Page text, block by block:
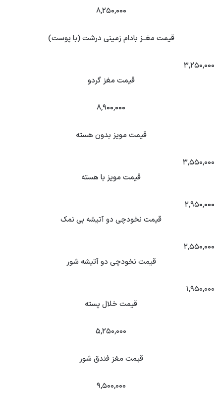
۸,۲۵۰,۰۰۰
قیمت مغــز بادام زمینی درشت (با پوست)
۳,۲۵۰,۰۰۰
قیمت مغز گردو
۸,۹۰۰,۰۰۰
قیمت مویز بدون هسته
۳,۵۵۰,۰۰۰
قیمت مویز با هسته
۲,۹۵۰,۰۰۰
قیمت نخودچی دو آتیشه بی نمک
۲,۵۵۰,۰۰۰
قیمت نخودچی دو آتیشه شور
۱,۹۵۰,۰۰۰
قیمت خلال پسته
۵,۲۵۰,۰۰۰
قیمت مغز فندق شور
۹,۵۰۰,۰۰۰